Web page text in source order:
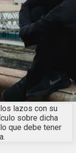
lazos con su
sobre dicha
que debe tener